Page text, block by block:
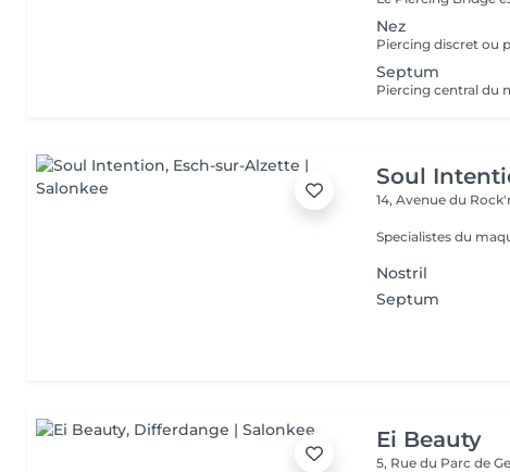
Nez
Septum
Soul
14, Avenue du
Specialistes du
Nostril
Septum
Ei Beauty
5, Rue du Parc de